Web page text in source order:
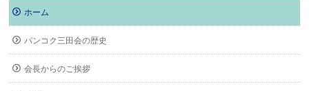
ホーム
バンコク三田会の歴史
会長からのご挨拶